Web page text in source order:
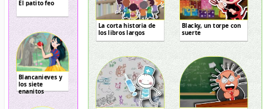
El patito feo
Blancanieves y
los siete
enanitos
La corta historia de
los libros largos
Blacky, un torpe con
suerte